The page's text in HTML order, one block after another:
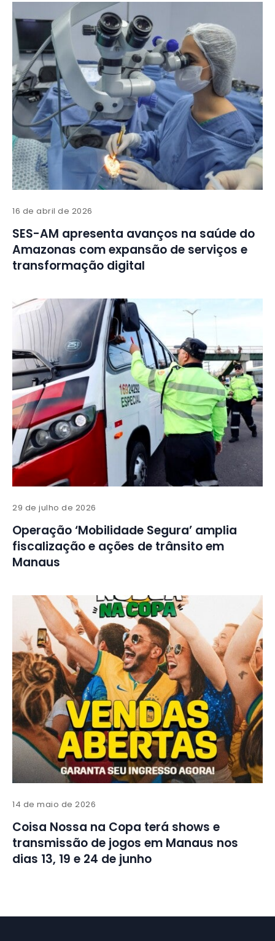
16 de abril de 2026
SES-AM apresenta avanços na saúde do
Amazonas com expansão de serviços e
transformação digital
29 de julho de 2026
Operação ‘Mobilidade Segura’ amplia
fiscalização e ações de trânsito em
Manaus
14 de maio de 2026
Coisa Nossa na Copa terá shows e
transmissão de jogos em Manaus nos
dias 13, 19 e 24 de junho